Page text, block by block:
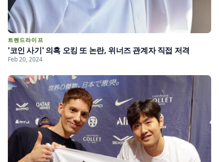
트렌드라이프
'코인 사기' 의혹 오킹 또 논란, 위너즈 관계자 직접 저격
Feb 20, 2024